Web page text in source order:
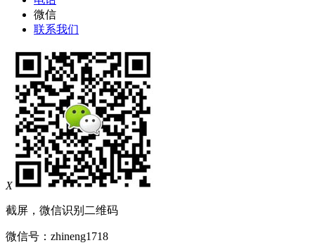
微信
联系我们
X
截屏，微信识别二维码
微信号： zhineng1718